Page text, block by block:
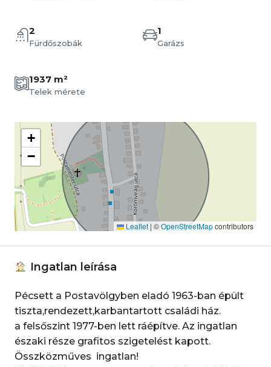
2
Fürdőszobák
1
Garázs
1937 m²
Telek mérete
+
−
Leaflet | ©OpenStreetMapcontributors
Ingatlan leírása
Pécsett a Postavölgyben eladó 1963-ban épült
tiszta,rendezett,karbantartott családi ház.
a felsőszint 1977-ben lett ráépítve. Az ingatlan
északi része grafitos szigetelést kapott.
Összközműves ingatlan!